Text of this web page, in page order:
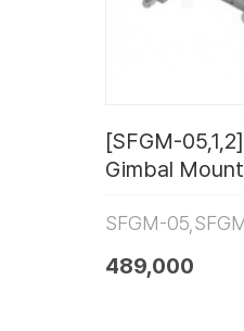
[SFGM-
Gimbal Mount
SFGM-
489,000